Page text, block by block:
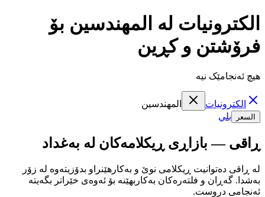
الكترونيات لە المهندسين بۆ
فرۆشتن و کڕین
هیچ ئەنجامێک نیە
الكترونيات المهندسين
السعر بلي
ڕاقی — بازاڕی ڕیکلامەکان لە بەغداد
لە ڕاقی دەتوانیت ڕیکلامی نوێ و بەکارهێنراو بدۆزیتەوە لە زۆر
بەشدا. گەڕان و فلتەرەکان بەکاربهێنە بۆ ئەوەی خێراتر بگەیتە
ئەنجامی دروست.